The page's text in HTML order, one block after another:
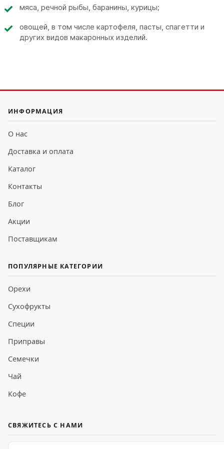
мяса, речной рыбы, баранины, курицы;
овощей, в том числе картофеля, пасты, спагетти и
других видов макаронных изделий.
ИНФОРМАЦИЯ
О нас
Доставка и оплата
Каталог
Контакты
Блог
Акции
Поставщикам
ПОПУЛЯРНЫЕ КАТЕГОРИИ
Орехи
Сухофрукты
Специи
Приправы
Семечки
Чай
Кофе
СВЯЖИТЕСЬ С НАМИ